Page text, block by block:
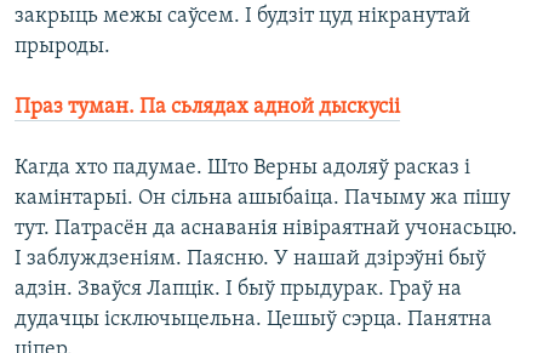
закрыць межы саўсем. І будзіт цуд нікранутай
прыроды.
Праз туман. Па сьлядах адной дыскусіі
Кагда хто падумае. Што Верны адоляў расказ і
камінтарыі. Он сільна ашыбаіца. Пачыму жа пішу
тут. Патрасён да аснаванія нівіраятнай учонасьцю.
І заблуждзеніям. Паясню. У нашай дзірэўні быў
адзін. Зваўся Лапцік. І быў прыдурак. Граў на
дудачцы ісключыцельна. Цешыў сэрца. Панятна